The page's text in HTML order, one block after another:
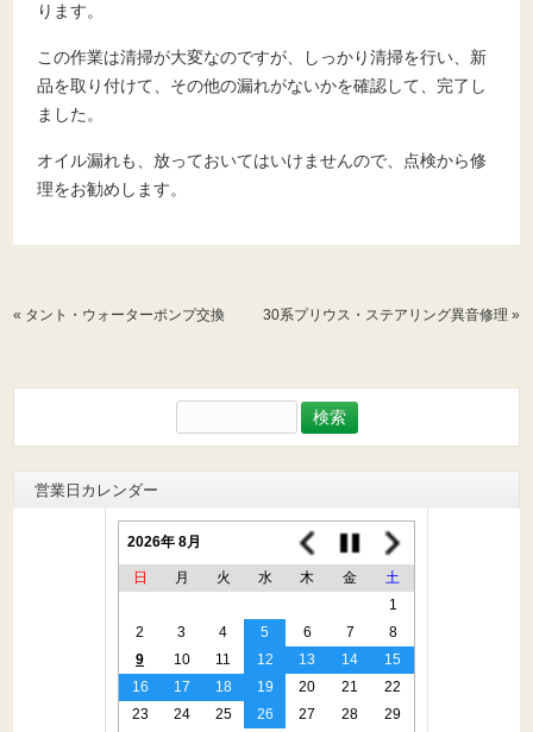
ります。
この作業は清掃が大変なのですが、しっかり清掃を行い、新
品を取り付けて、その他の漏れがないかを確認して、完了し
ました。
オイル漏れも、放っておいてはいけませんので、点検から修
理をお勧めします。
« タント・ウォーターポンプ交換 30系プリウス・ステアリング異音修理 »
索:
営業日カレンダー
2026年 8月
日 月 火 水 木 金
土
1
2
3 4 5 6 7
8
9
10 11 12 13 14
15
16
17 18 19 20 21
22
23
24 25 26 27 28
29